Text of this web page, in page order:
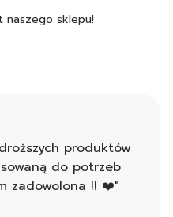
naszego sklepu!
produktów
do potrzeb
zadowolona !! ❤️"